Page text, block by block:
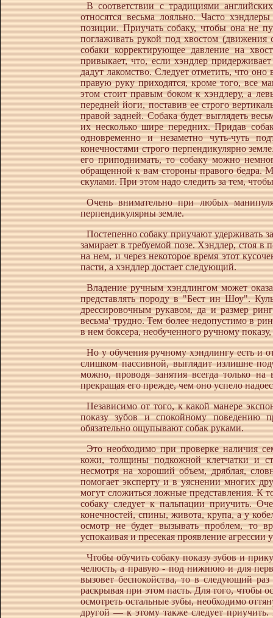
В соответствии с традициями
относятся весьма лояльно. Часто
позиции. Приучать собаку, чтобы она не
поглаживать рукой под хвостом
собаки корректирующее давление на
привыкает, что, если хэндлер
дадут лакомство. Следует отметить, что
правую руку приходятся, кроме того, все
этом стоит правым боком к хэндлеру, а
передней йоги, поставив ее строго
правой задней. Собака будет выглядеть
их несколько шире передних. Придав
одновременно и незаметно чуть-чуть
конечностями строго перпендикулярно
его приподнимать, то собаку можно
обращенной к вам стороны правого бедра.
скулами. При этом надо следить за тем,
Очень внимательно при любых
перпендикулярны земле.
Постепенно собаку приучают удерживать
замирает в требуемой позе. Хэндлер, стоя в
на нем, и через некоторое время этот
пасти, а хэндлер достает следующий.
Владение ручным хэндлингом может
представлять породу в "Бест ин Шоу".
дрессировочным рукавом, да и размер
весьма' трудно. Тем более недопустимо в
в нем боксера, необученного ручному
Но у обучения ручному хэндлингу есть и
слишком пассивной, выглядит излишне
можно, проводя занятия всегда только
прекращая его прежде, чем оно успело
Независимо от того, к какой манере
показу зубов и спокойному поведению
обязательно ощупывают собак руками.
Это необходимо при проверке наличия
кожи, толщины подкожной клетчатки и
несмотря на хороший объем, дряблая,
помогает эксперту и в уяснении многих
могут сложиться ложные представления. К
собаку следует к пальпации приучить.
конечностей, спины, живота, крупа, а у
осмотр не будет вызывать проблем, то
успокаивая и пресекая проявление агрессии
Чтобы обучить собаку показу зубов и
челюсть, а правую - под нижнюю и для
вызовет беспокойства, то в следующий
раскрывая при этом пасть. Для того, чтобы
осмотреть остальные зубы, необходимо
другой — к этому также следует приучить.